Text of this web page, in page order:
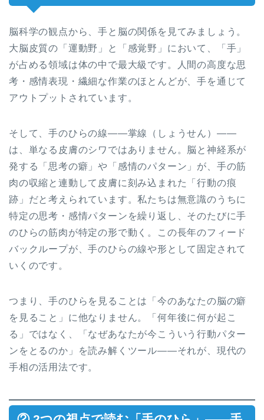
脳科学の観点から、手と脳の関係を見てみましょう。
大脳皮質の「運動野」と「感覚野」において、「手」
が占める領域は体の中で最大級です。人間の高度な思
考・感情表現・繊細な作業のほとんどが、手を通じて
アウトプットされています。
そして、手のひらの線——掌線（しょうせん）——
は、単なる皮膚のシワではありません。脳と神経系が
発する「思考の癖」や「感情のパターン」が、手の筋
肉の収縮と連動して皮膚に刻み込まれた「行動の痕
跡」だと考えられています。私たちは無意識のうちに
特定の思考・感情パターンを繰り返し、そのたびに手
のひらの筋肉が特定の形で動く。この長年のフィード
バックループが、手のひらの線や形として固定されて
いくのです。
つまり、手のひらを見ることは「今のあなたの脳の癖
を見ること」に他なりません。「何年後に何が起こ
る」ではなく、「なぜあなたが今こういう行動パター
ンをとるのか」を読み解くツール——それが、現代の
手相の活用法です。